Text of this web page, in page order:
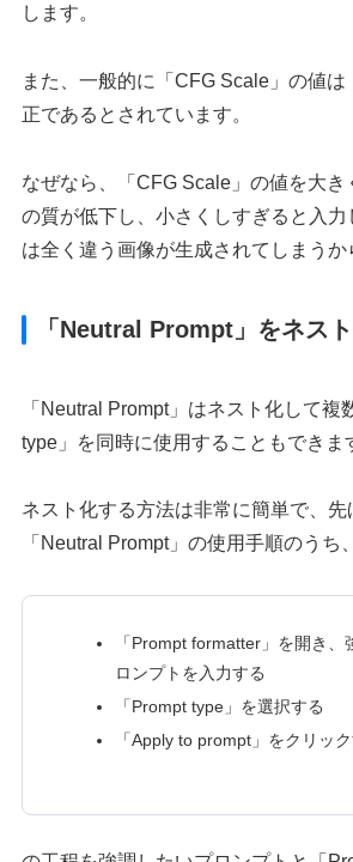
します。
また、一般的に「CFG Scale」の値
正であるとされています。
なぜなら、「CFG Scale」の値を大き
の質が低下し、小さくしすぎると入力
は全く違う画像が生成されてしまうか
「Neutral Prompt」をネス
「Neutral Prompt」はネスト化して複
type」を同時に使用することもできま
ネスト化する方法は非常に簡単で、先
「Neutral Prompt」の使用手順のうち、
「Prompt formatter」を開き、
ロンプトを入力する
「Prompt type」を選択する
「Apply to prompt」をクリッ